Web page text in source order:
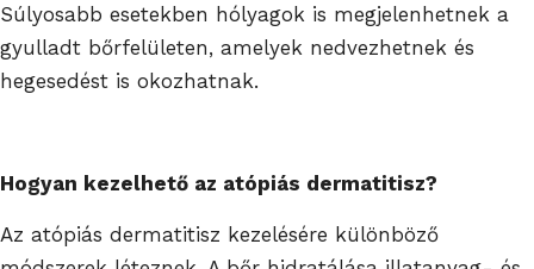
Súlyosabb esetekben hólyagok is megjelenhetnek a
gyulladt bőrfelületen, amelyek nedvezhetnek és
hegesedést is okozhatnak.
Hogyan kezelhető az atópiás dermatitisz?
Az atópiás dermatitisz kezelésére különböző